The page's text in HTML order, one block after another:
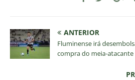
ANTERIOR
Fluminense irá
compra do meia-atacante